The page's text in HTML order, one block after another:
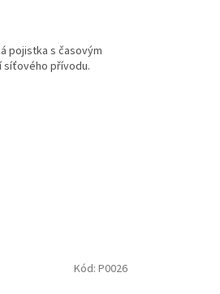
pojistka s časovým
síťového přívodu.
Kód: P0026